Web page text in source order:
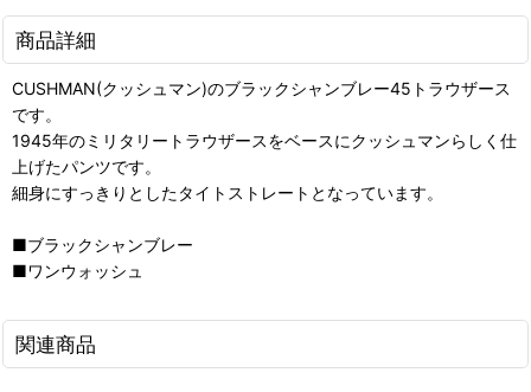
商品詳細
CUSHMAN(クッシュマン)のブラックシャンブレー45トラウザース
です。
1945年のミリタリートラウザースをベースにクッシュマンらしく仕
上げたパンツです。
細身にすっきりとしたタイトストレートとなっています。
■ブラックシャンブレー
■ワンウォッシュ
関連商品